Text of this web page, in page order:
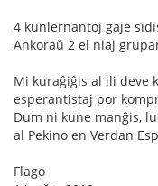
4 kunlernantoj gaje
Ankoraŭ 2 el niaj
Mi kuraĝiĝis al ili deve
esperantistaj por
Dum ni kune manĝis,
al Pekino en Verdan
Flago